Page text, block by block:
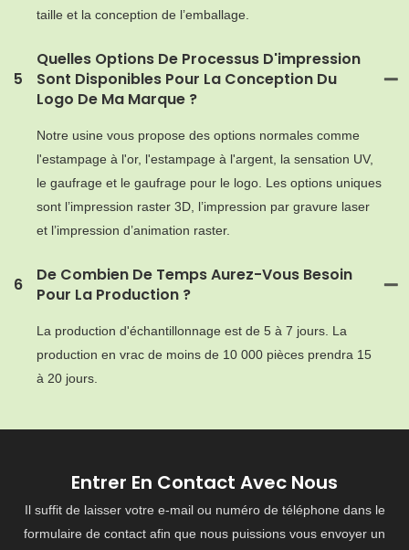
taille et la conception de l’emballage.
5
Quelles Options De Processus D'impression
Sont Disponibles Pour La Conception Du
Logo De Ma Marque ?
Notre usine vous propose des options normales comme
l'estampage à l'or, l'estampage à l'argent, la sensation UV,
le gaufrage et le gaufrage pour le logo. Les options uniques
sont l’impression raster 3D, l’impression par gravure laser
et l’impression d’animation raster.
6
De Combien De Temps Aurez-Vous Besoin
Pour La Production ?
La production d'échantillonnage est de 5 à 7 jours. La
production en vrac de moins de 10 000 pièces prendra 15
à 20 jours.
Entrer En Contact Avec Nous
Il suffit de laisser votre e-mail ou numéro de téléphone dans le
formulaire de contact afin que nous puissions vous envoyer un